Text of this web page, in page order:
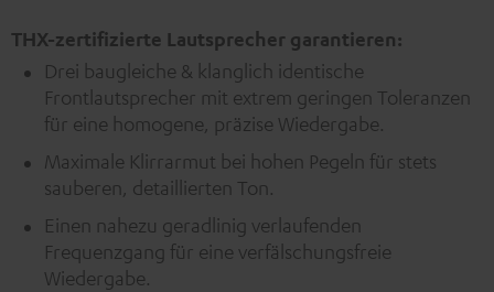
THX-zertifizierte Lautsprecher garantieren:
Drei baugleiche & klanglich identische
Frontlautsprecher mit extrem geringen Toleranzen
für eine homogene, präzise Wiedergabe.
Maximale Klirrarmut bei hohen Pegeln für stets
sauberen, detaillierten Ton.
Einen nahezu geradlinig verlaufenden
Frequenzgang für eine verfälschungsfreie
Wiedergabe.